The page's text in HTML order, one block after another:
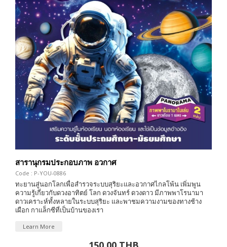
สารานุกรมประกอบภาพ อวกาศ
Code : P-YOU-0886
ทะยานสู่นอกโลกเพื่อสำรวจระบบสุริยะและอวกาศไกลโพ้น เพิ่มพูน
ความรู้เกี่ยวกับดวงอาทิตย์ โลก ดวงจันทร์ ดวงดาว มีภาพพาโรนามา
ดาวเคราะห์ทั้งหลายในระบบสุริยะ และพาชมความงามของทางช้าง
เผือก กาแล็กซีที่เป็นบ้านของเรา
Learn More